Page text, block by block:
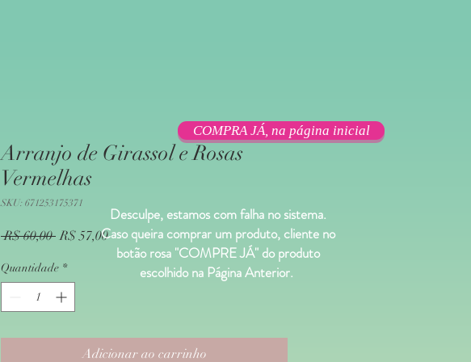
Arranjo de Girassol e Rosas
Vermelhas
SKU: 671253175371
R$ 60,00 Preço
R$ 57,00Preço
promocional
Quantidade *
Adicionar ao carrinho
COMPRA JÁ, na página inicial
Desculpe, estamos com falha no sistema.
Caso queira comprar um produto, cliente no
botão rosa "COMPRE JÁ" do produto
escolhido na Página Anterior.